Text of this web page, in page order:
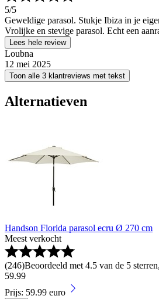
5/5
Geweldige parasol. Stukje Ibiza in je
Vrolijke en stevige parasol. Echt een
Lees hele review
Loubna
12 mei 2025
Toon alle 3 klantreviews met tekst
Alternatieven
Handson Florida parasol ecru Ø 270 cm
Meest verkocht
(246)Beoordeeld met 4.5 van de 5
59.99
Prijs: 59.99 euro